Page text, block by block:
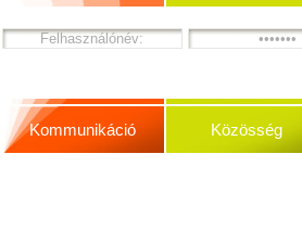
Kommunikáció Közösség